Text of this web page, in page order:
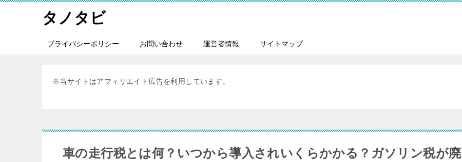
タノタビ
プライバシーポリシー お問い合わせ 運営者情報 サイトマップ
※当サイトはアフィリエイト広告を利用しています。
車の走行税とは何？いつから導入されいくらかかる？ガソリン税が廃